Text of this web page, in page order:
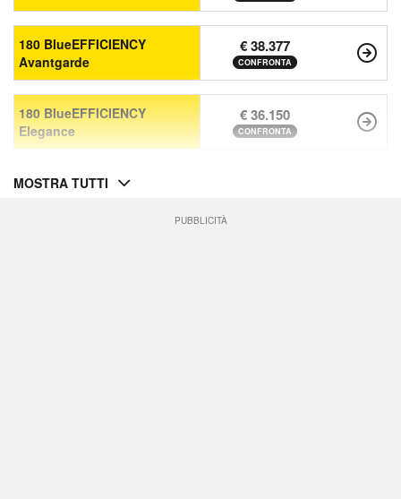
180 BlueEFFICIENCY
Avantgarde
€ 38.377
CONFRONTA
180 BlueEFFICIENCY
Elegance
€ 36.150
CONFRONTA
MOSTRA TUTTI
PUBBLICITÀ